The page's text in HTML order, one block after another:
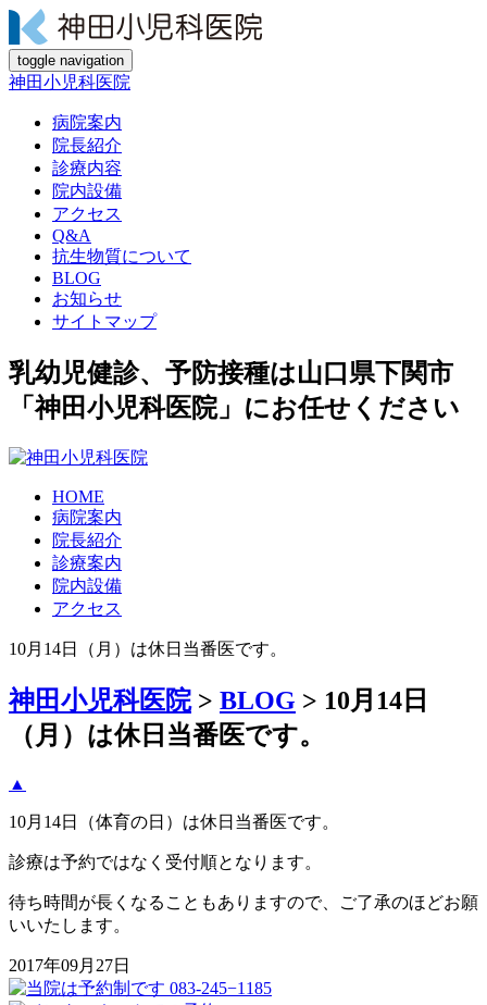
toggle navigation
神田小児科医院
病院案内
院長紹介
診療内容
院内設備
アクセス
Q&A
抗生物質について
BLOG
お知らせ
サイトマップ
乳幼児健診、予防接種は山口県下関市
「神田小児科医院」にお任せください
HOME
病院案内
院長紹介
診療案内
院内設備
アクセス
10月14日（月）は休日当番医です。
神田小児科医院> BLOG > 10月14日
（月）は休日当番医です。
▲
10月14日（体育の日）は休日当番医です。
診療は予約ではなく受付順となります。
待ち時間が長くなることもありますので、ご了承のほどお願
いいたします。
2017年09月27日